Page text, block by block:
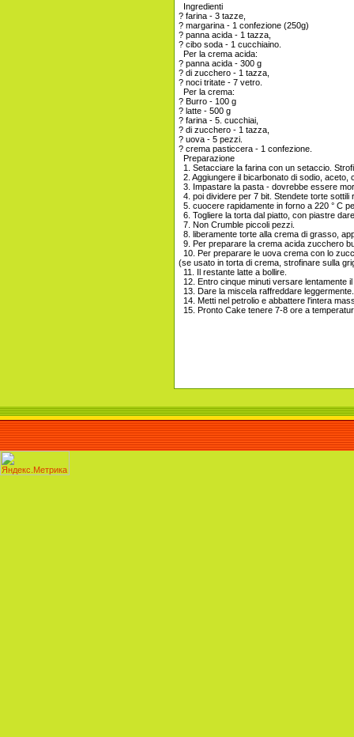
Ingredienti
? farina - 3 tazze,
? margarina - 1 confezione (250g)
? panna acida - 1 tazza,
? cibo soda - 1 cucchiaino.
Per la crema acida:
? panna acida - 300 g
? di zucchero - 1 tazza,
? noci tritate - 7 vetro.
Per la crema:
? Burro - 100 g
? latte - 500 g
? farina - 5. cucchiai,
? di zucchero - 1 tazza,
? uova - 5 pezzi.
? crema pasticcera - 1 confezione.
Preparazione
1. Setacciare la farina con un setaccio.
2. Aggiungere il bicarbonato di sodio, aceto,
3. Impastare la pasta - dovrebbe essere
4. poi dividere per 7 bit. Stendete torte
5. cuocere rapidamente in forno a 220 ° C
6. Togliere la torta dal piatto, con piastre
7. Non Crumble piccoli pezzi.
8. liberamente torte alla crema di grasso,
9. Per preparare la crema acida zucchero
10. Per preparare le uova crema con lo
(se usato in torta di crema, strofinare sulla
11. Il restante latte a bollire.
12. Entro cinque minuti versare lentamente
13. Dare la miscela raffreddare leggermente.
14. Metti nel petrolio e abbattere l'intera
15. Pronto Cake tenere 7-8 ore a